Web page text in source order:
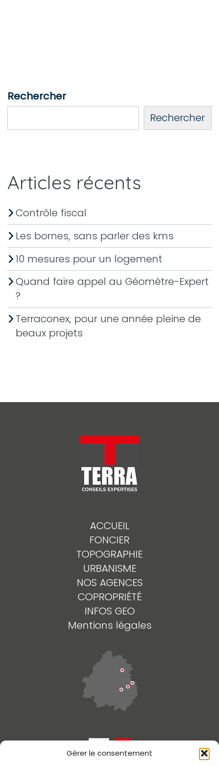
Gérer le consentement
Rechercher
Rechercher
Articles récents
Contrôle fiscal
Les bornes, sans parler des kms
10 mesures pour un logement
Quand faire appel au Géomètre-Expert
?
Terraconex, pour une année pleine de
beaux projets
ACCUEIL
FONCIER
TOPOGRAPHIE
URBANISME
NOS AGENCES
COPROPRIÉTÉ
INFOS GEO
Mentions légales